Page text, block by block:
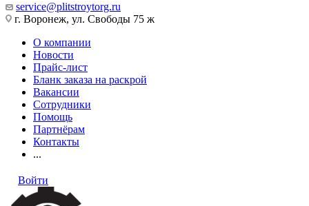
service@plitstroytorg.ru
г. Воронеж, ул. Свободы 75 ж
О компании
Новости
Прайс-лист
Бланк заказа на раскрой
Вакансии
Сотрудники
Помощь
Партнёрам
Контакты
...
Войти